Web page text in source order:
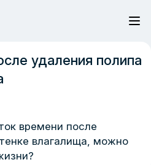
удаления полипа
времени после
влагалища, можно